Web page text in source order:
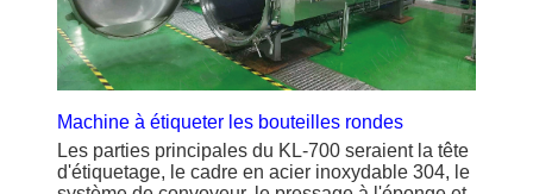
Machine à étiqueter les bouteilles rondes
Les parties principales du KL-700 seraient la tête
d'étiquetage, le cadre en acier inoxydable 304, le